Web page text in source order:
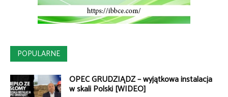
POPULARNE
OPEC GRUDZIĄDZ – wyjątkowa instalacja
w skali Polski [WIDEO]